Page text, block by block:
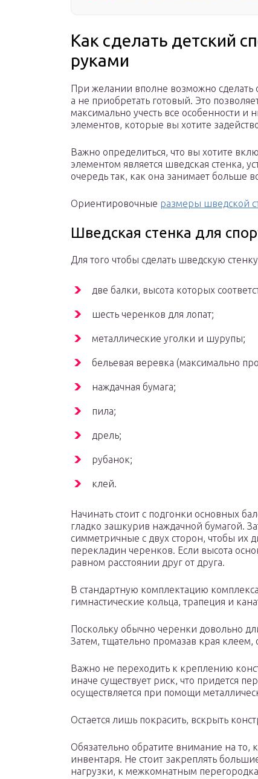
Как сделать детский
руками
При желании вполне возможно сделать
а не приобретать готовый. Это
максимально учесть все особенности
элементов, которые вы хотите
Важно определиться, что вы хотите
элементом является шведская стенка,
очередь так, как она занимает больше
Ориентировочные размеры шведской
Шведская стенка для
Для того чтобы сделать шведскую
две балки, высота которых
шесть черенков для лопат;
металлические уголки и шурупы;
бельевая веревка (максимально
наждачная бумага;
пила;
дрель;
рубанок;
клей.
Начинать стоит с подгонки основных
гладко зашкурив наждачной бумагой.
симметричные с двух сторон, чтобы их
перекладин черенков. Если высота
равном расстоянии друг от друга.
В стандартную комплектацию
гимнастические кольца, трапеция и
Поскольку обычно черенки довольно
Затем, тщательно промазав края клеем,
Важно не переходить к креплению
иначе существует риск, что придется
осуществляется при помощи
Остается лишь покрасить, вскрыть
Обязательно обратите внимание на то,
инвентаря. Не стоит закреплять
нагрузки, к межкомнатным